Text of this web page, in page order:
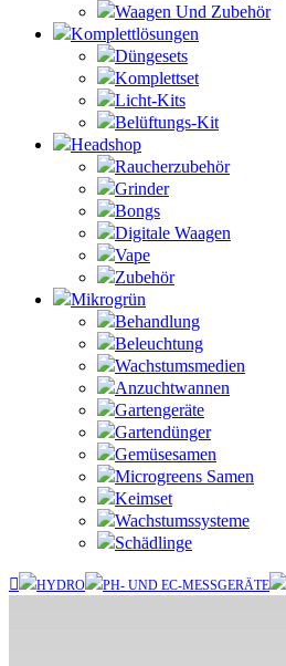
Waagen Und Zubehör
Komplettlösungen
Düngesets
Komplettset
Licht-Kits
Belüftungs-Kit
Headshop
Raucherzubehör
Grinder
Bongs
Digitale Waagen
Vape
Zubehör
Mikrogrün
Behandlung
Beleuchtung
Wachstumsmedien
Anzuchtwannen
Gartengeräte
Gartendünger
Gemüsesamen
Microgreens Samen
Keimset
Wachstumssysteme
Schädlinge
HYDRO PH- UND EC-MESSGERÄTE